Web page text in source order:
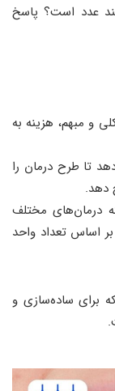
عدد است؟ پاسخ
و مبهم، هزینه به
تا طرح درمان را
دهد.
درمان‌های مختلف
اساس تعداد واحد
برای ساده‌سازی و